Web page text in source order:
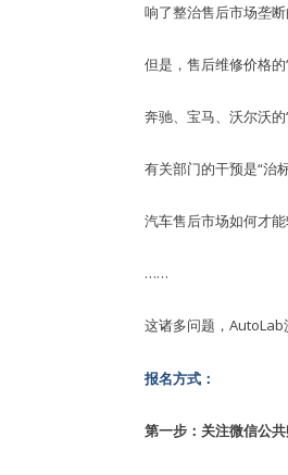
响了整治售后市场垄
但是，售后维修价格的
奔驰、宝马、沃尔沃的
有关部门的干预是“治
汽车售后市场如何才能
……
这诸多问题，AutoLab
报名方式：
第一步：关注微信公